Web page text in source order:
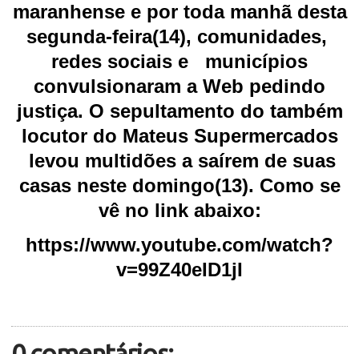
maranhense e por toda manhã desta
segunda-feira(14), comunidades,
redes sociais e municípios
convulsionaram a Web pedindo
justiça. O sepultamento do também
locutor do Mateus Supermercados
levou multidões a saírem de suas
casas neste domingo(13). Como se
vê no link abaixo:
https://www.youtube.com/watch?
v=99Z40eID1jI